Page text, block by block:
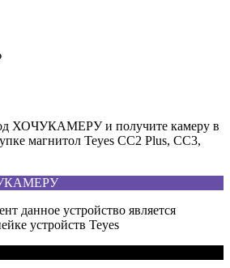
ХОЧУКАМЕРУ и получите камеру в
магнитол Teyes CC2 Plus, CC3,
данное устройство является
устройств Teyes